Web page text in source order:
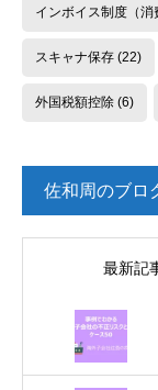
インボイス制度（消
スキャナ保存(22)
外国税額控除(6)
佐和周のブロ
最新記